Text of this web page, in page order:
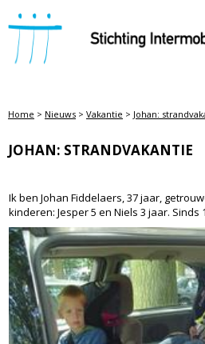
STICHTING INTERMOBIEL
Home > Nieuws > Vakantie > Johan:
JOHAN: STRANDVAKANTIE
Ik ben Johan Fiddelaers, 37 jaar,
kinderen: Jesper 5 en Niels 3 jaar. Sinds